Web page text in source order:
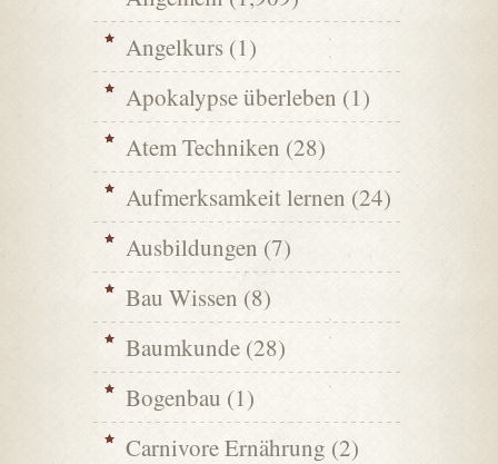
Angelkurs (1)
Apokalypse überleben (1)
Atem Techniken (28)
Aufmerksamkeit lernen (24)
Ausbildungen (7)
Bau Wissen (8)
Baumkunde (28)
Bogenbau (1)
Carnivore Ernährung (2)